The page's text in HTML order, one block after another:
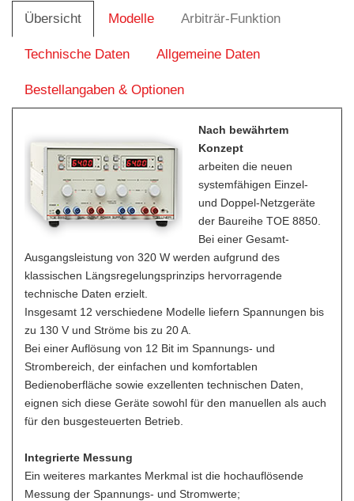
Übersicht Modelle Arbiträr-Funktion
Technische Daten Allgemeine Daten
Bestellangaben & Optionen
Nach bewährtem
Konzept
arbeiten die neuen
systemfähigen Einzel-
und Doppel-Netzgeräte
der Baureihe TOE 8850.
Bei einer Gesamt-
Ausgangsleistung von 320 W werden aufgrund des
klassischen Längsregelungsprinzips hervorragende
technische Daten erzielt.
Insgesamt 12 verschiedene Modelle liefern Spannungen bis
zu 130 V und Ströme bis zu 20 A.
Bei einer Auflösung von 12 Bit im Spannungs- und
Strombereich, der einfachen und komfortablen
Bedienoberfläche sowie exzellenten technischen Daten,
eignen sich diese Geräte sowohl für den manuellen als auch
für den busgesteuerten Betrieb.
Integrierte Messung
Ein weiteres markantes Merkmal ist die hochauflösende
Messung der Spannungs- und Stromwerte;